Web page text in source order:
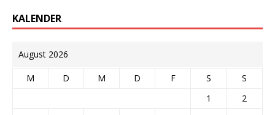
KALENDER
August 2026
M D M D F S
S
1
2